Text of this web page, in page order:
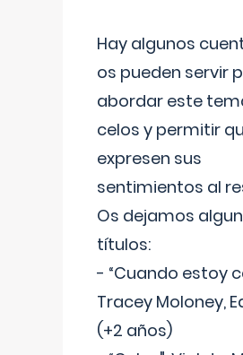
Hay algunos
os pueden servir
abordar este
celos y permitir
expresen sus
sentimientos al
Os dejamos
títulos:
- “Cuando estoy
Tracey Moloney,
(+2 años)